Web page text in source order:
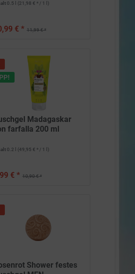
0.5 l (21,98 € * / 1 l)
11,99 € *
€ *
Madagaskar
farfalla 200 ml
0.2 l (49,95 € * / 1 l)
10,90 € *
€ *
Shower festes